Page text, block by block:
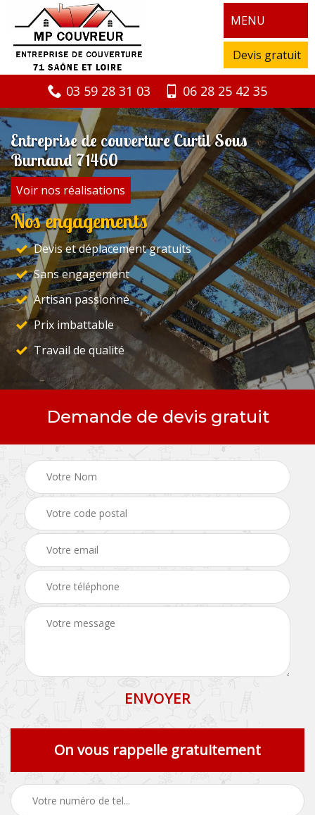
MENU
Devis gratuit
03 59 28 31 03 06 28 25 42 35
Entreprise de couverture Curtil Sous
Burnand 71460
Voir nos réalisations
Nos engagements
Devis et déplacement gratuits
Sans engagement
Artisan passionné
Prix imbattable
Travail de qualité
Demande de devis gratuit
On vous rappelle gratuitement